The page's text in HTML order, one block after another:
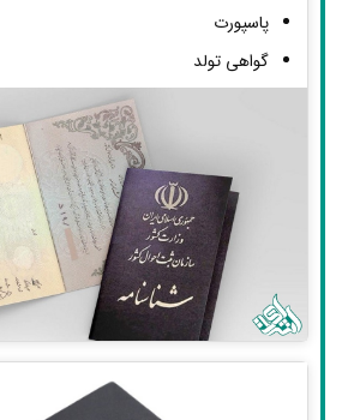
پاسپورت
گواهی تولد